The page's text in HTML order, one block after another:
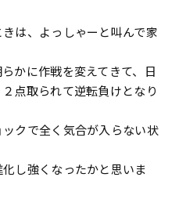
は、よっしゃーと叫んで家
かに作戦を変えてきて、日
点取られて逆転負けとなり
クで全く気合が入らない状
し強くなったかと思いま